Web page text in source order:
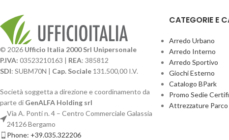
© 2026 Ufficio Italia 2000 Srl Unipersonale
P.IVA: 03523210163 | REA: 385812
SDI: SUBM70N | Cap. Sociale 131.500,00 I.V.
Società soggetta a direzione e coordinamento da
parte di GenALFA Holding srl
Via A. Ponti n. 4 – Centro Commerciale Galassia
24126 Bergamo
Phone: +39.035.322206
CATEGORIE E
Arredo Urbano
Arredo Interno
Arredo Sportivo
Giochi Esterno
Catalogo BPark
Promo Sedie
Attrezzature Parco